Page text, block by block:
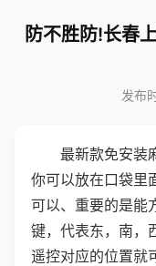
防不胜防!长春
发布
最新款免安装
你可以放在口袋里
可以、重要的是能
键，代表东，南，
遥控对应的位置就